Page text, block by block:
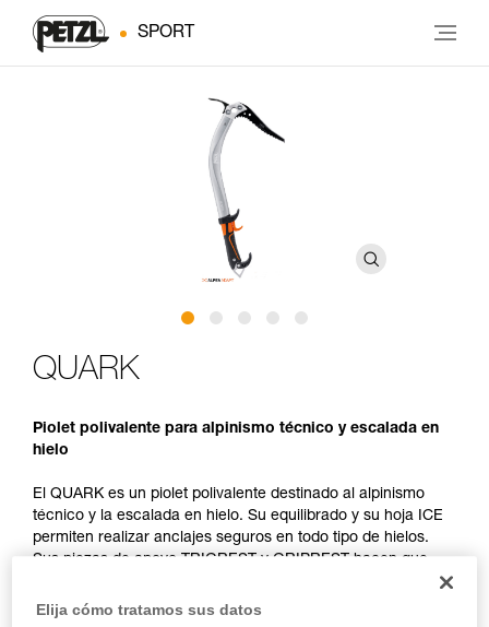
SPORT
QUARK
Piolet polivalente para alpinismo técnico y escalada en
hielo
El QUARK es un piolet polivalente destinado al alpinismo
técnico y la escalada en hielo. Su equilibrado y su hoja ICE
permiten realizar anclajes seguros en todo tipo de hielos.
Sus piezas de apoyo TRIGREST y GRIPREST hacen que
Permiten una prensión más eficaz de la empuñadura para
Elija cómo tratamos sus datos